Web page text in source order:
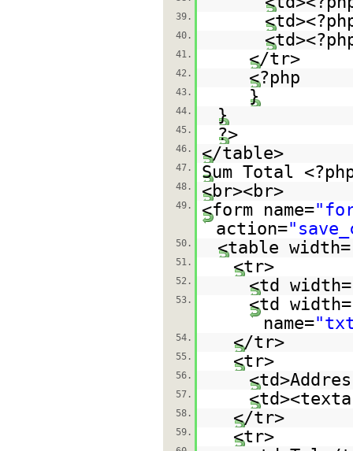
39.
40.
41. </tr>
42. <?php
43. }
44. }
45. ?>
46. </table>
47. Sum Total
48. <br><br>
49. <form name=
action=
50. <table width=
51. <tr>
52. <td width=
53. <td width=
name=
54. </tr>
55. <tr>
56.
57.
58. </tr>
59. <tr>